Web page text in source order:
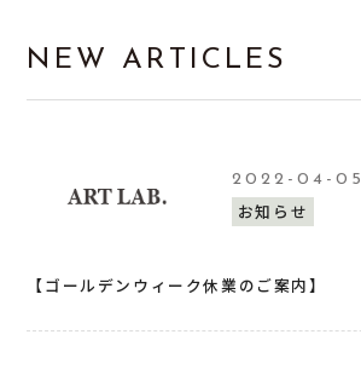
NEW ARTICLES
2022-04-05
お知らせ
【ゴールデンウィーク休業のご案内】